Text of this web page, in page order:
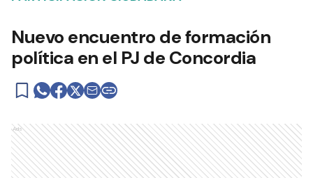
Nuevo encuentro de formación
política en el PJ de Concordia
Ads